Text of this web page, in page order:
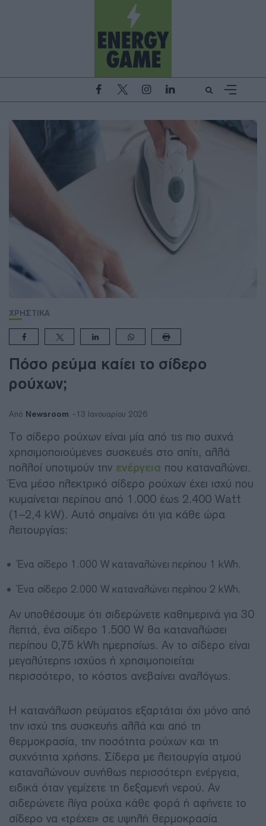
ΧΡΗΣΤΙΚΑ
Πόσο ρεύμα καίει το σίδερο
ρούχων;
Από Newsroom 13 Ιανουαρίου 2026
Το σίδερο ρούχων είναι μία από τις πιο συχνά
χρησιμοποιούμενες συσκευές στο σπίτι, αλλά
πολλοί υποτιμούν την ενέργεια που καταναλώνει.
Ένα μέσο ηλεκτρικό σίδερο ρούχων έχει ισχύ που
κυμαίνεται περίπου από 1.000 έως 2.400 Watt
(1–2,4 kW). Αυτό σημαίνει ότι για κάθε ώρα
λειτουργίας:
Ένα σίδερο 1.000 W καταναλώνει περίπου 1 kWh.
Ένα σίδερο 2.000 W καταναλώνει περίπου 2 kWh.
Αν υποθέσουμε ότι σιδερώνετε καθημερινά για 30
λεπτά, ένα σίδερο 1.500 W θα καταναλώσει
περίπου 0,75 kWh ημερησίως. Αν το σίδερο είναι
μεγαλύτερης ισχύος ή χρησιμοποιείται
περισσότερο, το κόστος ανεβαίνει αναλόγως.
Η κατανάλωση ρεύματος εξαρτάται όχι μόνο από
την ισχύ της συσκευής αλλά και από τη
θερμοκρασία, την ποσότητα ρούχων και τη
συχνότητα χρήσης. Σίδερα με λειτουργία ατμού
καταναλώνουν συνήθως περισσότερη ενέργεια,
ειδικά όταν γεμίζετε τη δεξαμενή νερού. Αν
σιδερώνετε λίγα ρούχα κάθε φορά ή αφήνετε το
σίδερο να «τρέχει» σε υψηλή θερμοκρασία